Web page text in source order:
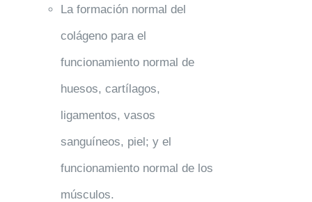
La formación normal del
colágeno para el
funcionamiento normal de
huesos, cartílagos,
ligamentos, vasos
sanguíneos, piel; y el
funcionamiento normal de los
músculos.